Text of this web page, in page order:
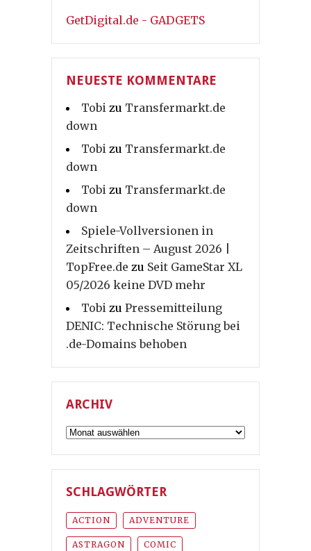
GetDigital.de - GADGETS
NEUESTE KOMMENTARE
Tobi zu Transfermarkt.de
down
Tobi zu Transfermarkt.de
down
Tobi zu Transfermarkt.de
down
Spiele-Vollversionen in
Zeitschriften – August 2026 |
TopFree.de zu Seit GameStar XL
05/2026 keine DVD mehr
Tobi zu Pressemitteilung
DENIC: Technische Störung bei
.de-Domains behoben
ARCHIV
Archiv
SCHLAGWÖRTER
ACTION ADVENTURE
ASTRAGON COMIC